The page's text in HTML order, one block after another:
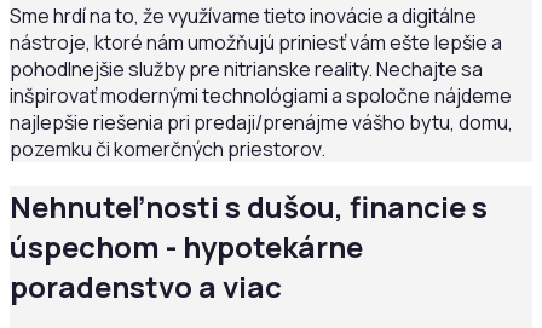
Sme hrdí na to, že využívame tieto inovácie a digitálne
nástroje, ktoré nám umožňujú priniesť vám ešte lepšie a
pohodlnejšie služby pre nitrianske reality. Nechajte sa
inšpirovať modernými technológiami a spoločne nájdeme
najlepšie riešenia pri predaji/prenájme vášho bytu, domu,
pozemku či komerčných priestorov.
Nehnuteľnosti s dušou, financie s
úspechom - hypotekárne
poradenstvo a viac